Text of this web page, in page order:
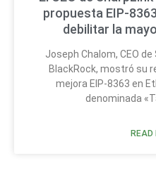
propuesta EIP-
debilitar la
Joseph Chalom, CEO
BlackRock, mostró su
mejora EIP-8363 en
denominada
READ